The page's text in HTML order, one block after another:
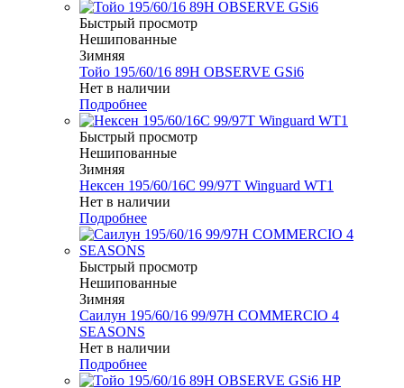
Быстрый просмотр
Нешипованные
Зимняя
Тойо 195/60/16 89H OBSERVE GSi6
Нет в наличии
Подробнее
Быстрый просмотр
Нешипованные
Зимняя
Нексен 195/60/16C 99/97T Winguard WT1
Нет в наличии
Подробнее
Быстрый просмотр
Нешипованные
Зимняя
Саилун 195/60/16 99/97H COMMERCIO 4
SEASONS
Нет в наличии
Подробнее